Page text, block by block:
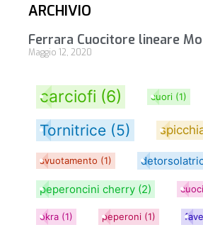
ARCHIVIO
Ferrara Cuocitore lineare
Maggio 12, 2020
carciofi (6) cuori (1)
Tornitrice (5)
svuotamento (1)
peperoncini cherry (2)
okra (1) peperoni (1) fave